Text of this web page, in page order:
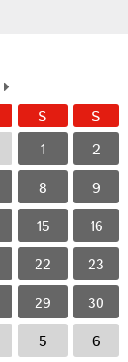
S S
1 2
8 9
15 16
22 23
29 30
5 6